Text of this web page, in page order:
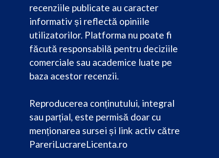
recenziile publicate au caracter
informativ și reflectă opiniile
utilizatorilor. Platforma nu poate fi
făcută responsabilă pentru deciziile
comerciale sau academice luate pe
baza acestor recenzii.
Reproducerea conținutului, integral
sau parțial, este permisă doar cu
menționarea sursei și link activ către
PareriLucrareLicenta.ro